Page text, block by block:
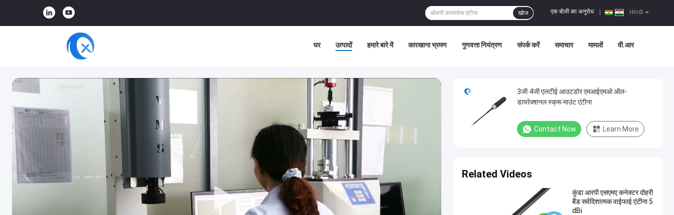
Hindi
एक बोली का अनुरोध
खोज
घर उत्पादों हमारे बारे में कारखाना भ्रमण गुणवत्ता नियंत्रण संपर्क करें समाचार मामलों वी.आर
3जी 4जी एलटीई आउटडोर एमआईएमओ ऑल-
डायरेक्शनल स्क्रू माउंट एंटीना
Contact Now Learn More
Related Videos
कुंडा आरपी एसएमए कनेक्टर दोहरी
बैंड सर्वदिशात्मक वाईफाई एंटीना 5
dBi